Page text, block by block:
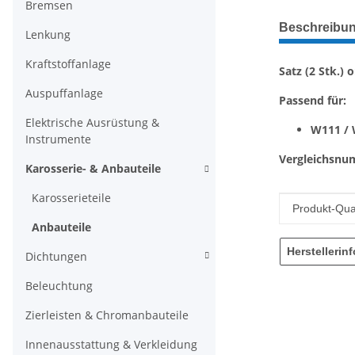
weitere
Satz (2 Stk.)
Passend für:
W111 /
Wert
Produkt-
Bremsen
Lenkung
Kraftstoffanlage
Auspuffanlage
Elektrische Ausrüstung &
Instrumente
Karosserie- & Anbauteile
Karosserieteile
Anbauteile
Dichtungen
Beleuchtung
Zierleisten & Chromanbauteile
Innenausstattung & Verkleidung